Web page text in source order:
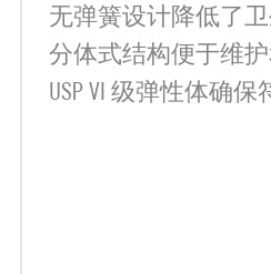
无弹簧设计降低了
分体式结构便于维
USP VI 级弹性体确